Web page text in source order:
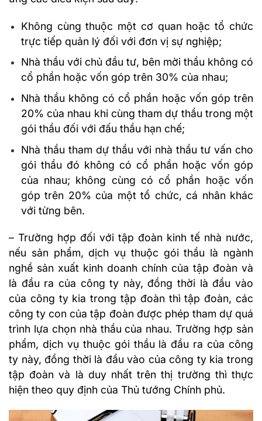
Không cùng thuộc một cơ quan hoặc tổ chức
trực tiếp quản lý đối với đơn vị sự nghiệp;
Nhà thầu với chủ đầu tư, bên mời thầu không có
cổ phần hoặc vốn góp trên 30% của nhau;
Nhà thầu không có cổ phần hoặc vốn góp trên
20% của nhau khi cùng tham dự thầu trong một
gói thầu đối với đấu thầu hạn chế;
Nhà thầu tham dự thầu với nhà thầu tư vấn cho
gói thầu đó không có cổ phần hoặc vốn góp
của nhau; không cùng có cổ phần hoặc vốn
góp trên 20% của một tổ chức, cá nhân khác
với từng bên.
– Trường hợp đối với tập đoàn kinh tế nhà nước,
nếu sản phẩm, dịch vụ thuộc gói thầu là ngành
nghề sản xuất kinh doanh chính của tập đoàn và
là đầu ra của công ty này, đồng thời là đầu vào
của công ty kia trong tập đoàn thì tập đoàn, các
công ty con của tập đoàn được phép tham dự quá
trình lựa chọn nhà thầu của nhau. Trường hợp sản
phẩm, dịch vụ thuộc gói thầu là đầu ra của công
ty này, đồng thời là đầu vào của công ty kia trong
tập đoàn và là duy nhất trên thị trường thì thực
hiện theo quy định của Thủ tướng Chính phủ.